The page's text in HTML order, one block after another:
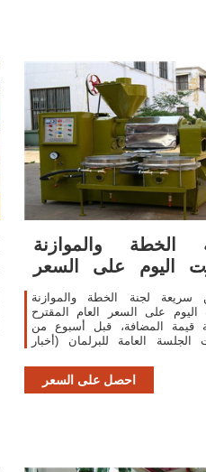
الخطة والموازنة
اليوم على السعر
العام المقترح
سريعة لجنة الخطة والموازنة
على السعر العام المقترح
قيمة المضافة، قبل أسبوع من
الجلسة العامة للبرلمان (أخبار
المترو قبل الحصول على الشريحة
احصل على السعر